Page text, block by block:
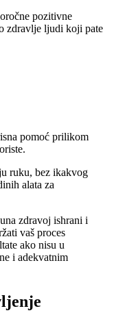
pozitivne
zdravlje ljudi koji pate
pomoć prilikom
ruku, bez ikakvog
alata za
zdravoj ishrani i
vaš proces
ako nisu u
i adekvatnim